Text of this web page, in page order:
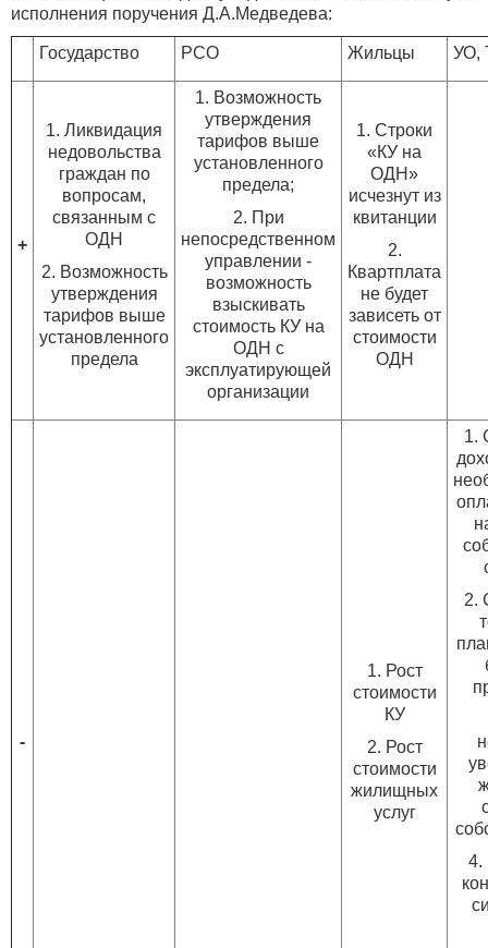
исполнения поручения Д.А.Медведева:
Государство РСО Жильцы УО,
+
1. Ликвидация
недовольства
граждан по
вопросам,
связанным с
ОДН
2. Возможность
утверждения
тарифов выше
установленного
предела
1. Возможность
утверждения
тарифов выше
установленного
предела;
2. При
непосредственном
управлении -
возможность
взыскивать
стоимость КУ на
ОДН с
эксплуатирующей
организации
1. Строки
«КУ на
ОДН»
исчезнут из
квитанции
2.
Квартплата
не будет
зависеть от
стоимости
ОДН
-
1. Рост
стоимости
КУ
2. Рост
стоимости
жилищных
услуг
1.
2.
4.